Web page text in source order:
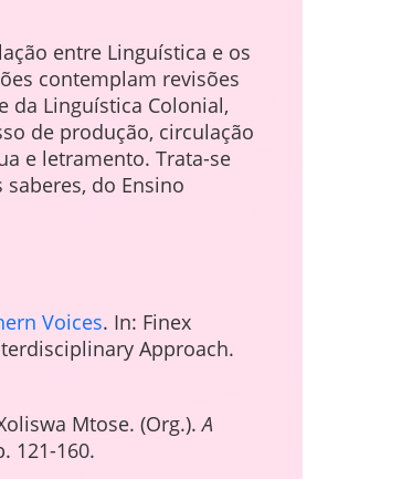
entre Linguística e os
contemplam revisões
da Linguística Colonial,
de produção, circulação
e letramento. Trata-se
do Ensino
Voices. In: Finex
Approach.
Mtose. (Org.).A
121-160.